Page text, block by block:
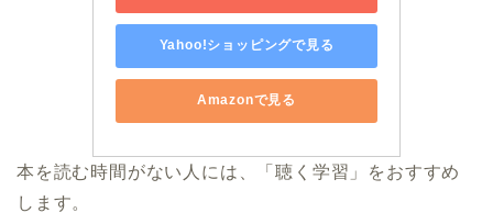
Yahoo!ショッピングで見る
Amazonで見る
本を読む時間がない人には、「聴く学習」をおすすめ
します。